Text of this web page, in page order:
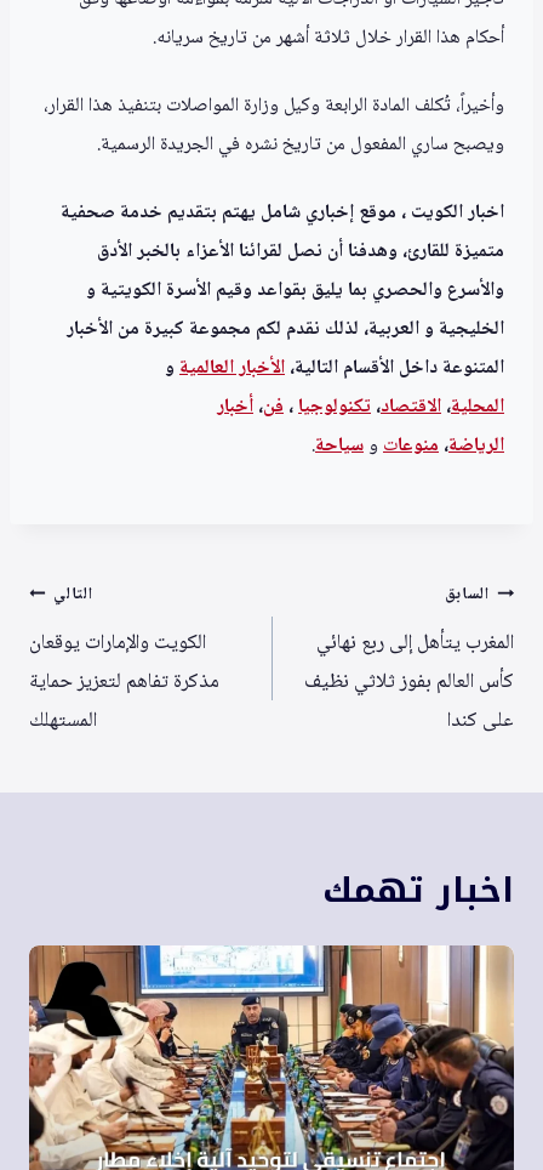
أحكام هذا القرار خلال ثلاثة أشهر من تاريخ سريانه.
وأخيراً، تُكلف المادة الرابعة وكيل وزارة المواصلات بتنفيذ هذا القرار،
ويصبح ساري المفعول من تاريخ نشره في الجريدة الرسمية.
اخبار الكويت ، موقع إخباري شامل يهتم بتقديم خدمة صحفية
متميزة للقارئ، وهدفنا أن نصل لقرائنا الأعزاء بالخبر الأدق
والأسرع والحصري بما يليق بقواعد وقيم الأسرة الكويتية و
الخليجية و العربية، لذلك نقدم لكم مجموعة كبيرة من الأخبار
المتنوعة داخل الأقسام التالية،الأخبار العالميةو
المحلية،الاقتصاد،تكنولوجيا،فن،أخبار
الرياضة،منوعاتوسياحة.
تصفّح
المقالات
السابق
المغرب يتأهل إلى ربع نهائي
كأس العالم بفوز ثلاثي نظيف
على كندا
التالي
الكويت والإمارات يوقعان
مذكرة تفاهم لتعزيز حماية
المستهلك
اخبار تهمك